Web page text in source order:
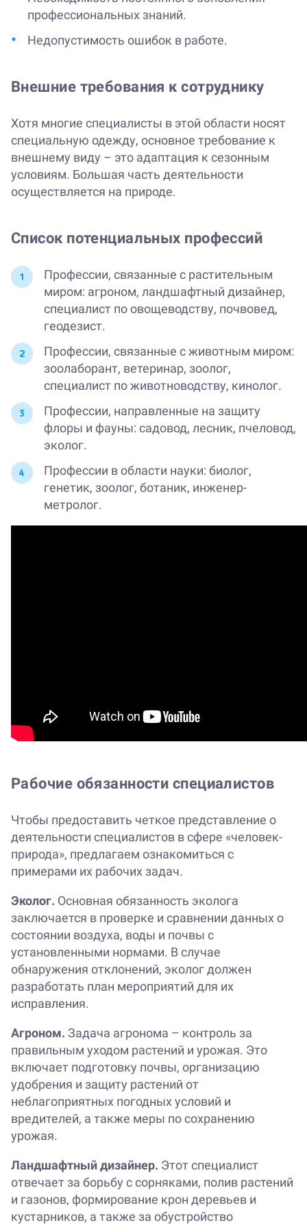
профессиональных знаний.
Недопустимость ошибок в работе.
Внешние требования к сотруднику
Хотя многие специалисты в этой области носят
специальную одежду, основное требование к
внешнему виду – это адаптация к сезонным
условиям. Большая часть деятельности
осуществляется на природе.
Список потенциальных профессий
Профессии, связанные с растительным
миром: агроном, ландшафтный дизайнер,
специалист по овощеводству, почвовед,
геодезист.
Профессии, связанные с животным миром:
зоолаборант, ветеринар, зоолог,
специалист по животноводству, кинолог.
Профессии, направленные на защиту
флоры и фауны: садовод, лесник, пчеловод,
эколог.
Профессии в области науки: биолог,
генетик, зоолог, ботаник, инженер-
метролог.
Рабочие обязанности специалистов
Чтобы предоставить четкое представление о
деятельности специалистов в сфере «человек-
природа», предлагаем ознакомиться с
примерами их рабочих задач.
Эколог. Основная обязанность эколога
заключается в проверке и сравнении данных о
состоянии воздуха, воды и почвы с
установленными нормами. В случае
обнаружения отклонений, эколог должен
разработать план мероприятий для их
исправления.
Агроном. Задача агронома – контроль за
правильным уходом растений и урожая. Это
включает подготовку почвы, организацию
удобрения и защиту растений от
неблагоприятных погодных условий и
вредителей, а также меры по сохранению
урожая.
Ландшафтный дизайнер. Этот специалист
отвечает за борьбу с сорняками, полив растений
и газонов, формирование крон деревьев и
кустарников, а также за обустройство